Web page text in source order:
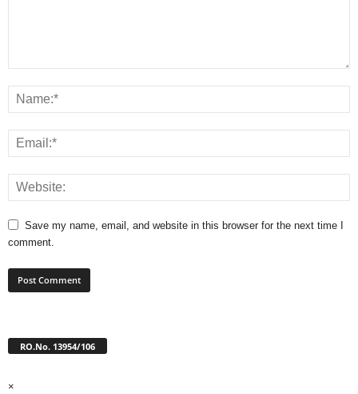
Save my name, email, and website in this browser for the next time I
comment.
RO.No. 13954/106
×